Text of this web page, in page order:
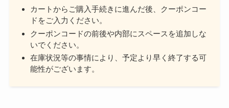
カートからご購入手続きに進んだ後、クーポンコー
ドをご入力ください。
クーポンコードの前後や内部にスペースを追加しな
いでください。
在庫状況等の事情により、予定より早く終了する可
能性がございます。